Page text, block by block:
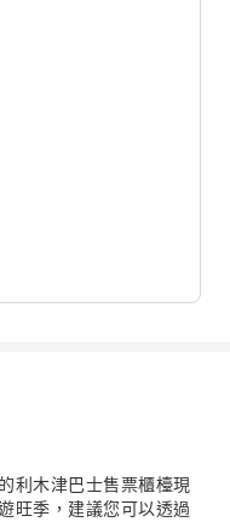
利木津巴士售票櫃檯現
旺季，建議您可以透過